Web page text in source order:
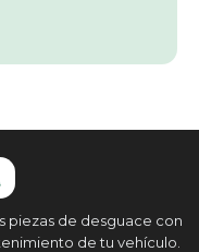
piezas de desguace con
de tu vehículo.